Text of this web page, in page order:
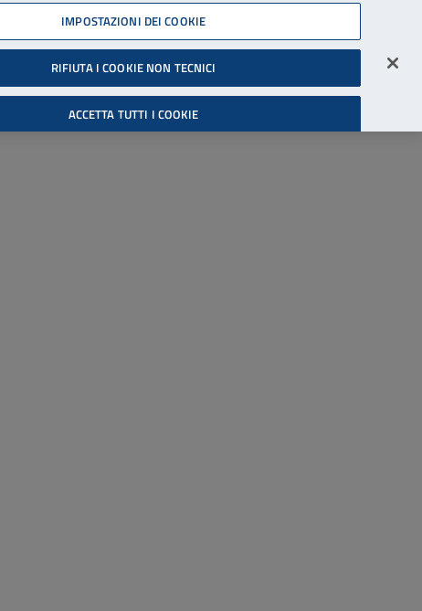
06 45539607
Accessibilità
Cerca
Accedi all'area riservata
IMPOSTAZIONI DEI COOKIE
RIFIUTA I COOKIE NON TECNICI
ACCETTA TUTTI I COOKIE